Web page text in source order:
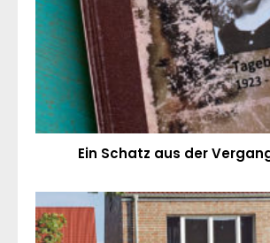
Ein Schatz aus der